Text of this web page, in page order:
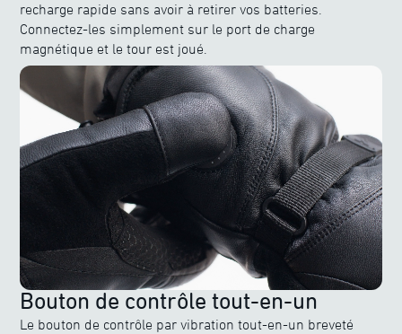
recharge rapide sans avoir à retirer vos batteries.
Connectez-les simplement sur le port de charge
magnétique et le tour est joué.
Bouton de contrôle tout-en-un
Le bouton de contrôle par vibration tout-en-un breveté